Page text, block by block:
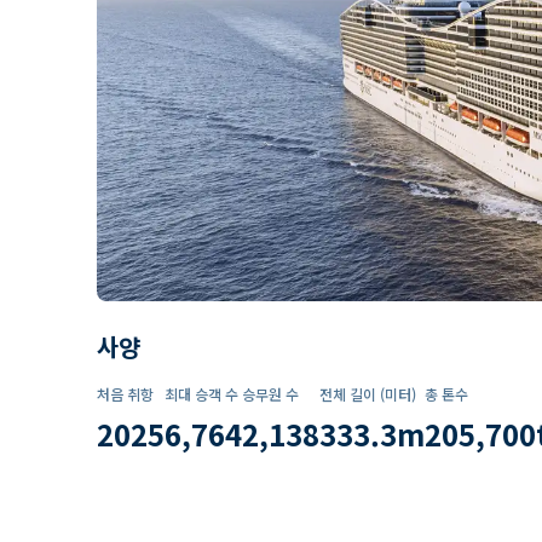
사양
처음 취항
2025
최대 승객 수
6,764
승무원 수
2,138
전체 길이 (미터)
333.3m
총 톤수
205,700